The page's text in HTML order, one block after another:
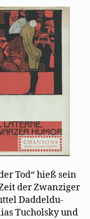
über
Mehrings
Rolle
als
Chansondichter
Tod“ hieß sein
der Zwanziger
Daddeldu-
Tucholsky und